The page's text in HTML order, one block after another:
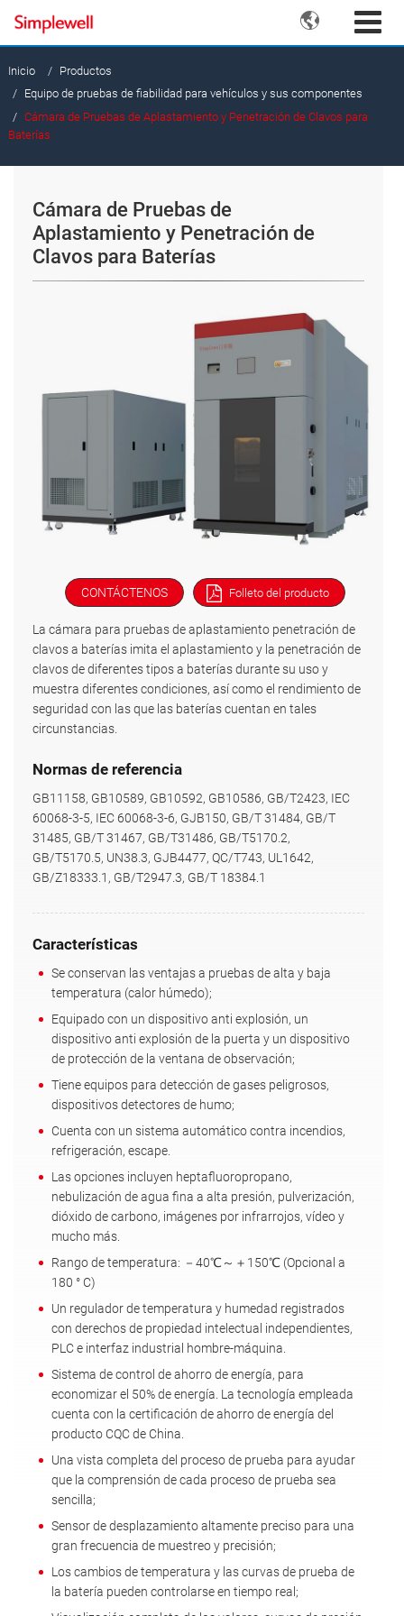

Inicio
Productos
Equipo de pruebas de fiabilidad para vehículos y sus componentes
Cámara de Pruebas de Aplastamiento y Penetración de Clavos para
Baterías
Cámara de Pruebas de
Aplastamiento y Penetración de
Clavos para Baterías
CONTÁCTENOS Folleto del producto
La cámara para pruebas de aplastamiento penetración de
clavos a baterías imita el aplastamiento y la penetración de
clavos de diferentes tipos a baterías durante su uso y
muestra diferentes condiciones, así como el rendimiento de
seguridad con las que las baterías cuentan en tales
circunstancias.
Normas de referencia
GB11158, GB10589, GB10592, GB10586, GB/T2423, IEC
60068-3-5, IEC 60068-3-6, GJB150, GB/T 31484, GB/T
31485, GB/T 31467, GB/T31486, GB/T5170.2,
GB/T5170.5, UN38.3, GJB4477, QC/T743, UL1642,
GB/Z18333.1, GB/T2947.3, GB/T 18384.1
Características
Se conservan las ventajas a pruebas de alta y baja
temperatura (calor húmedo);
Equipado con un dispositivo anti explosión, un
dispositivo anti explosión de la puerta y un dispositivo
de protección de la ventana de observación;
Tiene equipos para detección de gases peligrosos,
dispositivos detectores de humo;
Cuenta con un sistema automático contra incendios,
refrigeración, escape.
Las opciones incluyen heptafluoropropano,
nebulización de agua fina a alta presión, pulverización,
dióxido de carbono, imágenes por infrarrojos, vídeo y
mucho más.
Rango de temperatura: －40℃～＋150℃ (Opcional a
180 ° C)
Un regulador de temperatura y humedad registrados
con derechos de propiedad intelectual independientes,
PLC e interfaz industrial hombre-máquina.
Sistema de control de ahorro de energía, para
economizar el 50% de energía. La tecnología empleada
cuenta con la certificación de ahorro de energía del
producto CQC de China.
Una vista completa del proceso de prueba para ayudar
que la comprensión de cada proceso de prueba sea
sencilla;
Sensor de desplazamiento altamente preciso para una
gran frecuencia de muestreo y precisión;
Los cambios de temperatura y las curvas de prueba de
la batería pueden controlarse en tiempo real;